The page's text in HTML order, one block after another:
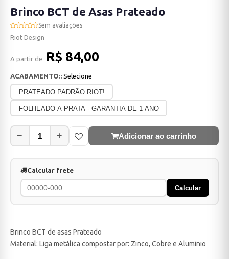
Brinco BCT de Asas Prateado
Sem avaliações
Riot Design
A partir de R$ 84,00
ACABAMENTO:: Selecione
PRATEADO PADRÃO RIOT!
FOLHEADO A PRATA - GARANTIA DE 1 ANO
− + Adicionar ao carrinho
Calcular frete
Calcular
Brinco BCT de asas Prateado
Material: Liga metálica compostar por: Zinco, Cobre e Aluminio